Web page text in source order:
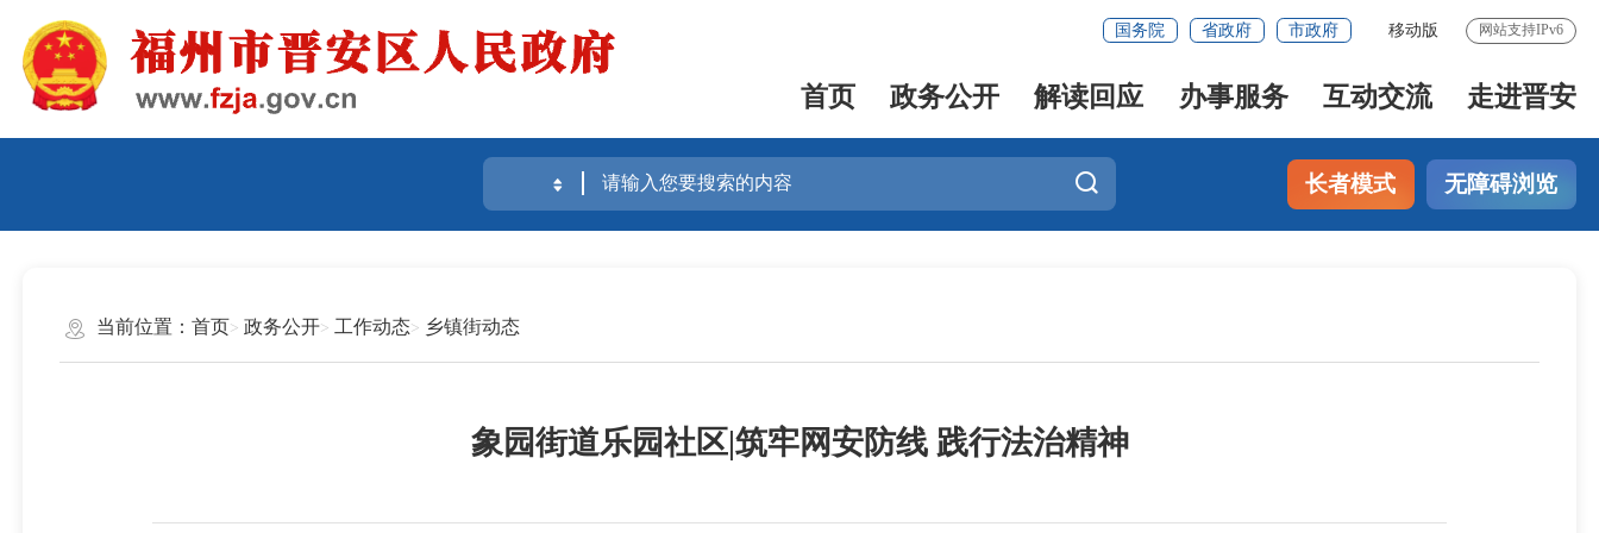
国务院 省政府 市政府 移动版 网站支持IPv6
首页 政务公开 解读回应 办事服务 互动交流 走进晋安
长者模式 无障碍浏览
当前位置： 首页 政务公开 工作动态 乡镇街动态
象园街道乐园社区|筑牢网安防线 践行法治精神